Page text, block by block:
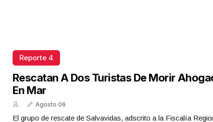
Reporte 4
Rescatan A Dos Turistas De Morir
En Mar
Agosto 06
El grupo de rescate de Salvavidas, adscrito a la Fiscalía